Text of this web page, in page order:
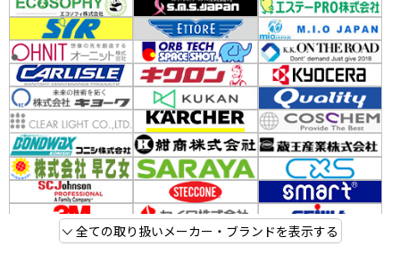
全ての取り扱いメーカー・ブランドを表示する